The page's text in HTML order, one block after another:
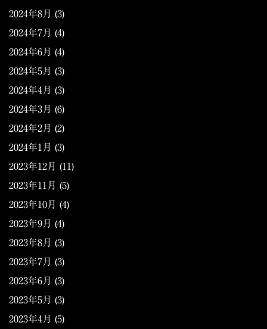
2024年8月 (3)
2024年7月 (4)
2024年6月 (4)
2024年5月 (3)
2024年4月 (3)
2024年3月 (6)
2024年2月 (2)
2024年1月 (3)
2023年12月 (11)
2023年11月 (5)
2023年10月 (4)
2023年9月 (4)
2023年8月 (3)
2023年7月 (3)
2023年6月 (3)
2023年5月 (3)
2023年4月 (5)